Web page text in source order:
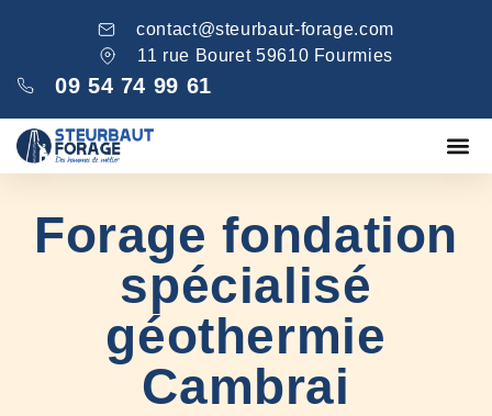
contact@steurbaut-forage.com
11 rue Bouret 59610 Fourmies
09 54 74 99 61
Forage fondation
spécialisé
géothermie
Cambrai